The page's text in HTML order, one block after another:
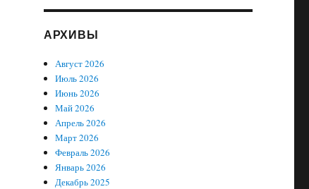
АРХИВЫ
Август 2026
Июль 2026
Июнь 2026
Май 2026
Апрель 2026
Март 2026
Февраль 2026
Январь 2026
Декабрь 2025